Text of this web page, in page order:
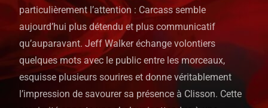
particulièrement l’attention : Carcass semble
aujourd’hui plus détendu et plus communicatif
qu’auparavant. Jeff Walker échange volontiers
quelques mots avec le public entre les morceaux,
esquisse plusieurs sourires et donne véritablement
l’impression de savourer sa présence à Clisson. Cette